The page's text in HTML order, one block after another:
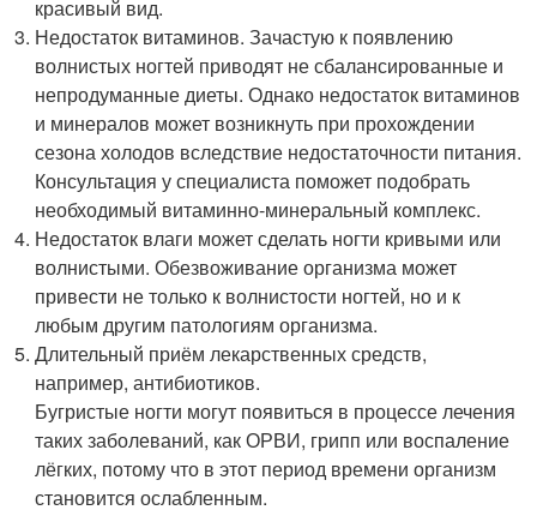
красивый вид.
Недостаток витаминов. Зачастую к появлению
волнистых ногтей приводят не сбалансированные и
непродуманные диеты. Однако недостаток витаминов
и минералов может возникнуть при прохождении
сезона холодов вследствие недостаточности питания.
Консультация у специалиста поможет подобрать
необходимый витаминно-минеральный комплекс.
Недостаток влаги может сделать ногти кривыми или
волнистыми. Обезвоживание организма может
привести не только к волнистости ногтей, но и к
любым другим патологиям организма.
Длительный приём лекарственных средств,
например, антибиотиков.
Бугристые ногти могут появиться в процессе лечения
таких заболеваний, как ОРВИ, грипп или воспаление
лёгких, потому что в этот период времени организм
становится ослабленным.